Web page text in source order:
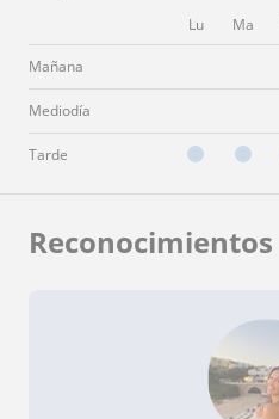
Lu Ma
Mañana
Mediodía
Tarde
Reconocimientos